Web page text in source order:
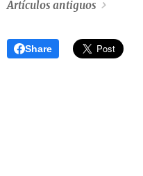
Artículos antiguos
Share